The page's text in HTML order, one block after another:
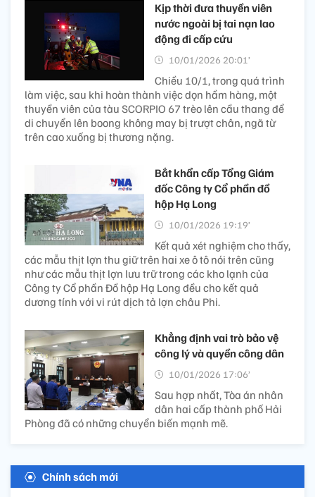
Kịp thời đưa thuyền viên
nước ngoài bị tai nạn lao
động đi cấp cứu
10/01/2026 20:01’
Chiều 10/1, trong quá trình
làm việc, sau khi hoàn thành việc dọn hầm hàng, một
thuyền viên của tàu SCORPIO 67 trèo lên cầu thang để
di chuyển lên boong không may bị trượt chân, ngã từ
trên cao xuống bị thương nặng.
Bắt khẩn cấp Tổng Giám
đốc Công ty Cổ phần đồ
hộp Hạ Long
10/01/2026 19:19’
Kết quả xét nghiệm cho thấy,
các mẫu thịt lợn thu giữ trên hai xe ô tô nói trên cũng
như các mẫu thịt lợn lưu trữ trong các kho lạnh của
Công ty Cổ phần Đồ hộp Hạ Long đều cho kết quả
dương tính với vi rút dịch tả lợn châu Phi.
Khẳng định vai trò bảo vệ
công lý và quyền công dân
10/01/2026 17:06’
Sau hợp nhất, Tòa án nhân
dân hai cấp thành phố Hải
Phòng đã có những chuyển biến mạnh mẽ.
Chính sách mới